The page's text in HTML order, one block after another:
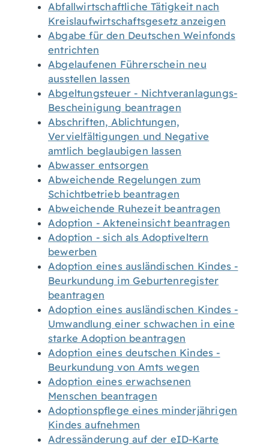
Abfallwirtschaftliche Tätigkeit nach
Kreislaufwirtschaftsgesetz anzeigen
Abgabe für den Deutschen Weinfonds
entrichten
Abgelaufenen Führerschein neu
ausstellen lassen
Abgeltungsteuer - Nichtveranlagungs-
Bescheinigung beantragen
Abschriften, Ablichtungen,
Vervielfältigungen und Negative
amtlich beglaubigen lassen
Abwasser entsorgen
Abweichende Regelungen zum
Schichtbetrieb beantragen
Abweichende Ruhezeit beantragen
Adoption - Akteneinsicht beantragen
Adoption - sich als Adoptiveltern
bewerben
Adoption eines ausländischen Kindes -
Beurkundung im Geburtenregister
beantragen
Adoption eines ausländischen Kindes -
Umwandlung einer schwachen in eine
starke Adoption beantragen
Adoption eines deutschen Kindes -
Beurkundung von Amts wegen
Adoption eines erwachsenen
Menschen beantragen
Adoptionspflege eines minderjährigen
Kindes aufnehmen
Adressänderung auf der eID-Karte